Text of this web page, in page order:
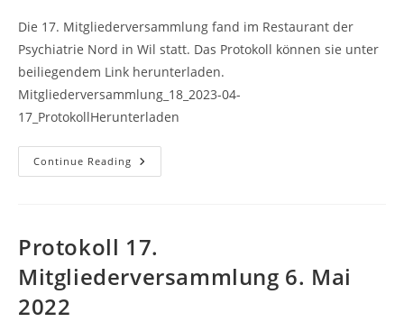
Die 17. Mitgliederversammlung fand im Restaurant der
Psychiatrie Nord in Wil statt. Das Protokoll können sie unter
beiliegendem Link herunterladen.
Mitgliederversammlung_18_2023-04-
17_ProtokollHerunterladen
Continue Reading Protokoll
18.
Protokoll 17.
Mitgliederversammlung 6. Mai
2022